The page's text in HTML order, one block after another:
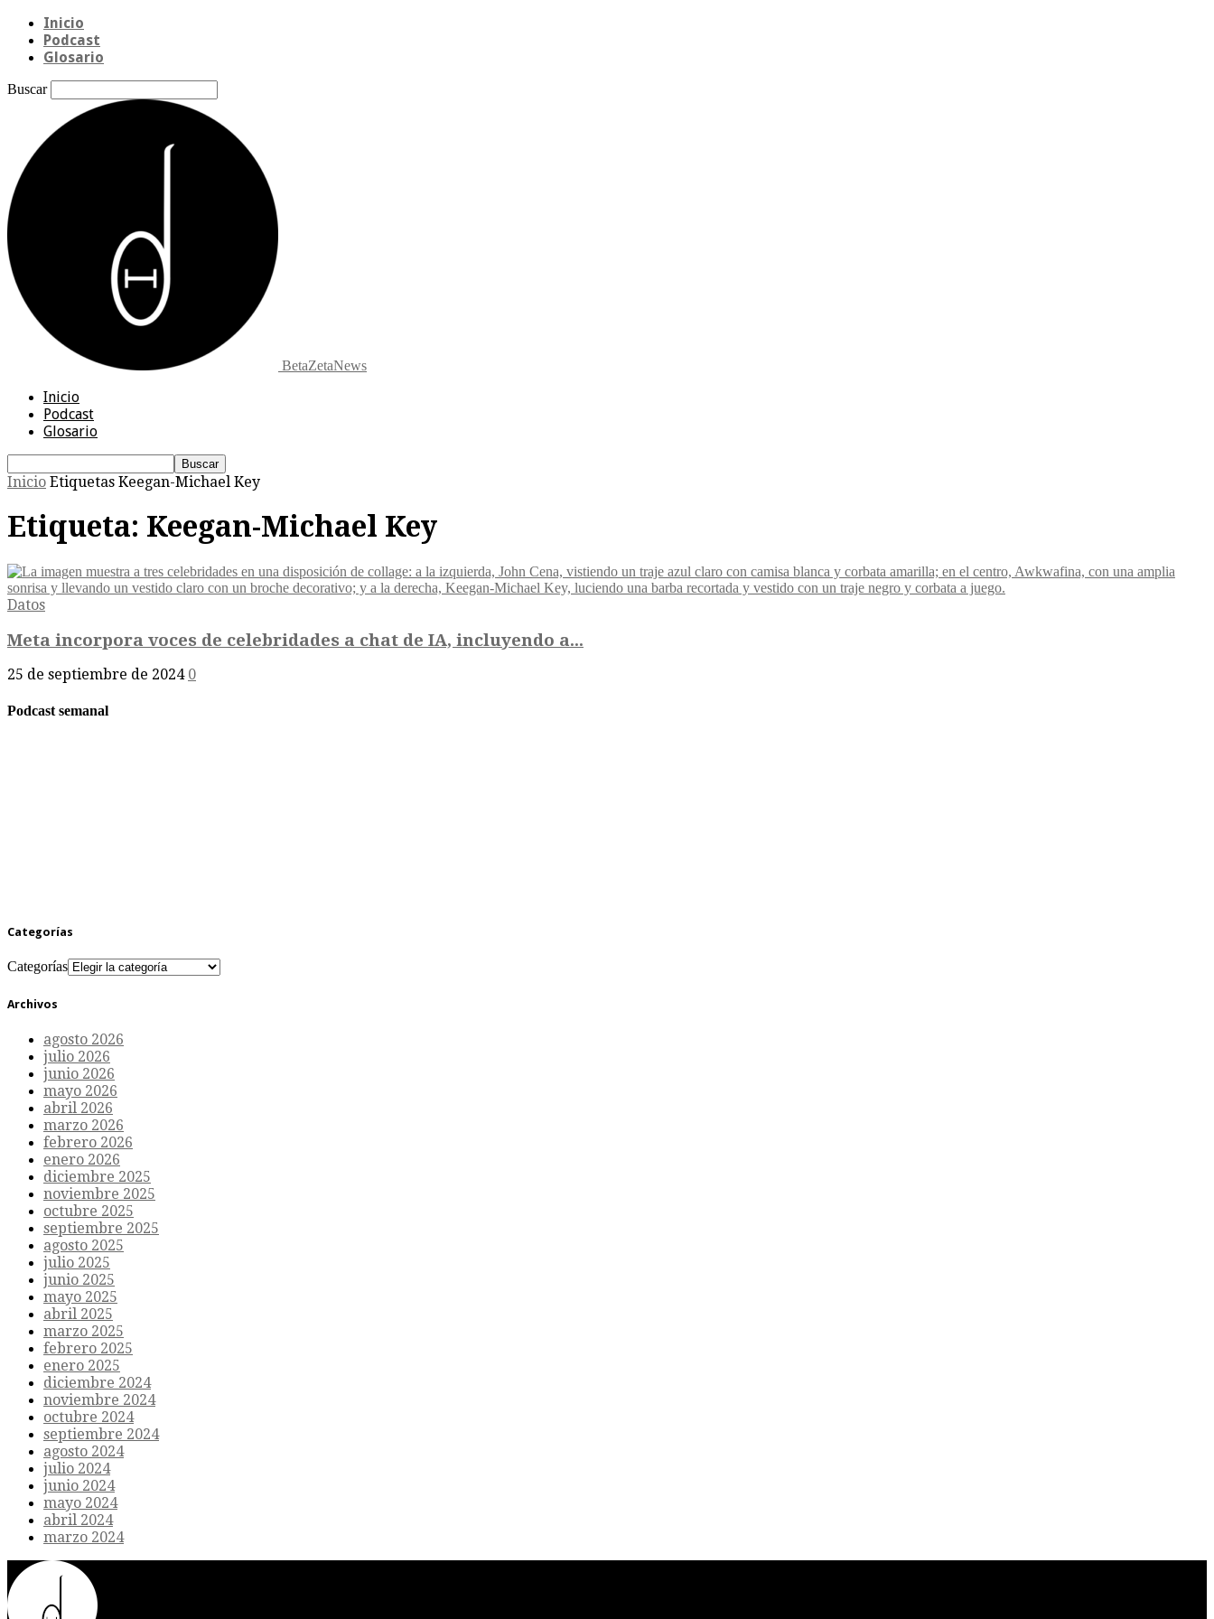
Inicio
Podcast
Glosario
Buscar
BetaZetaNews
Inicio
Podcast
Glosario
Inicio Etiquetas Keegan-Michael Key
Etiqueta: Keegan-Michael Key
Datos
Meta incorpora voces de celebridades a chat de IA, incluyendo a...
25 de septiembre de 2024 0
Podcast semanal
Categorías
Categorías
Archivos
agosto 2026
julio 2026
junio 2026
mayo 2026
abril 2026
marzo 2026
febrero 2026
enero 2026
diciembre 2025
noviembre 2025
octubre 2025
septiembre 2025
agosto 2025
julio 2025
junio 2025
mayo 2025
abril 2025
marzo 2025
febrero 2025
enero 2025
diciembre 2024
noviembre 2024
octubre 2024
septiembre 2024
agosto 2024
julio 2024
junio 2024
mayo 2024
abril 2024
marzo 2024